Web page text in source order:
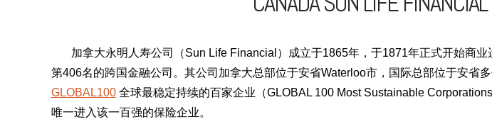
加拿大永明人寿公司（Sun Life Financial）成立于1865年，于1871年正式开始商业
第406名的跨国金融公司。其公司加拿大总部位于安省Waterloo市，国际总部位于安省
GLOBAL100 全球最稳定持续的百家企业（GLOBAL 100 Most Sustainable
唯一进入该一百强的保险企业。